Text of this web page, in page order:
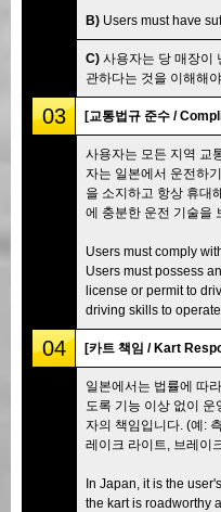
B) Users must have
C) 사용자는 당 매장이
관하다는 것을 이해해
03 [교통법규 준수 /
사용자는 모든 지역 교
자는 일본에서 운전하
을 소지하고 항상 휴대
에 충분한 운전 기술을
Users must comply
Users must possess
license or permit to
driving skills to operate
04 [카트 책임 / Kart
일본에서는 법률에 따
도록 기능 이상 없이
자의 책임입니다. (예:
레이크 라이트, 브레이
In Japan, it is the
the kart is roadworthy